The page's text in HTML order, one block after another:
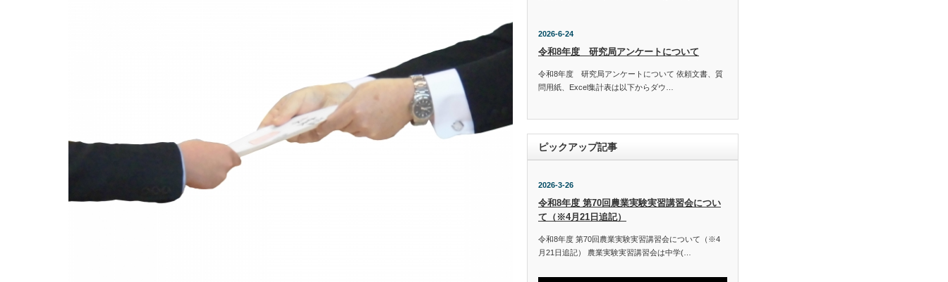
2026-6-24
令和8年度 研究局アンケートについて
令和8年度 研究局アンケートについて 依頼文書、質
問用紙、Excel集計表は以下からダウ…
ピックアップ記事
2026-3-26
令和8年度 第70回農業実験実習講習会につい
て（※4月21日追記）
令和8年度 第70回農業実験実習講習会について（※4
月21日追記） 農業実験実習講習会は中学(…